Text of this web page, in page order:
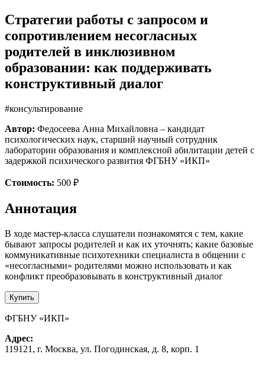
Стратегии работы с запросом и
сопротивлением несогласных
родителей в инклюзивном
образовании: как поддерживать
конструктивный диалог
#консультирование
Автор: Федосеева Анна Михайловна – кандидат
психологических наук, старший научный сотрудник
лаборатории образования и комплексной абилитации детей с
задержкой психического развития ФГБНУ «ИКП»
Стоимость: 500 ₽
Аннотация
В ходе мастер-класса слушатели познакомятся с тем, какие
бывают запросы родителей и как их уточнять; какие базовые
коммуникативные психотехники специалиста в общении с
«несогласными» родителями можно использовать и как
конфликт преобразовывать в конструктивный диалог
Купить
ФГБНУ «ИКП»
Адрес:
119121, г. Москва, ул. Погодинская, д. 8, корп. 1